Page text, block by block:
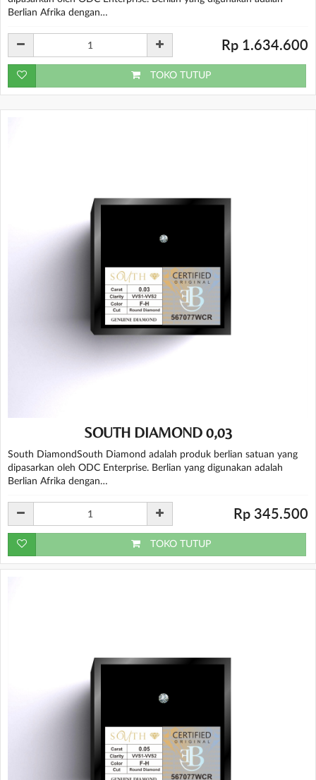
Berlian Afrika dengan…
Rp 1.634.600
TOKO TUTUP
SOUTH DIAMOND 0,03
South DiamondSouth Diamond adalah produk berlian satuan yang
dipasarkan oleh ODC Enterprise. Berlian yang digunakan adalah
Berlian Afrika dengan…
Rp 345.500
TOKO TUTUP